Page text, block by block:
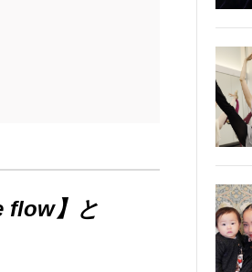
flow】と